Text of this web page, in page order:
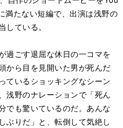
満たない短編で、出演は浅野の
ている。
過ごす退屈な休日の一コマを
から目を見開いた男が死んだ
ているショッキングなシーン
浅野のナレーションで「死ん
でも驚いているのだ。あんな
ぶりだ」と、転倒して気絶し